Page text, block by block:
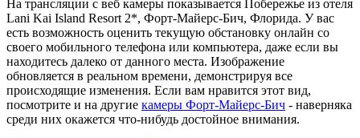
На трансляции с веб камеры показывается Побережье из отеля
Lani Kai Island Resort 2*, Форт-Майерс-Бич, Флорида. У вас
есть возможность оценить текущую обстановку онлайн со
своего мобильного телефона или компьютера, даже если вы
находитесь далеко от данного места. Изображение
обновляется в реальном времени, демонстрируя все
происходящие изменения. Если вам нравится этот вид,
посмотрите и на другие камеры Форт-Майерс-Бич - наверняка
среди них окажется что-нибудь достойное внимания.